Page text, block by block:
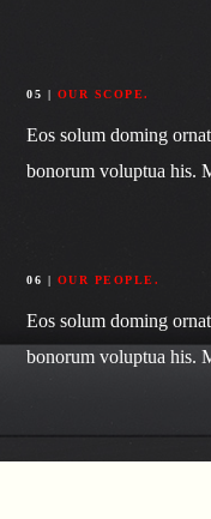
05 | OUR SCOPE.
Eos solum doming
bonorum voluptua his.
06 | OUR PEOPLE.
Eos solum doming
bonorum voluptua his.